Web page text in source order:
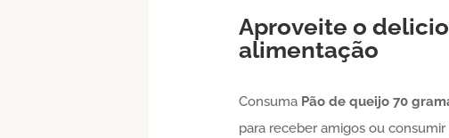
Aproveite o
alimentação
Consuma Pão de queijo 70
para receber amigos ou